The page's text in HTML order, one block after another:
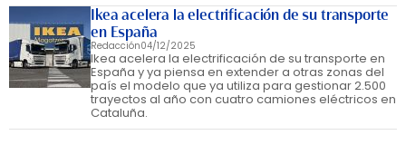
Ikea acelera la electrificación de su transporte
en España
Redacción04/12/2025
Ikea acelera la electrificación de su transporte en
España y ya piensa en extender a otras zonas del
país el modelo que ya utiliza para gestionar 2.500
trayectos al año con cuatro camiones eléctricos en
Cataluña.